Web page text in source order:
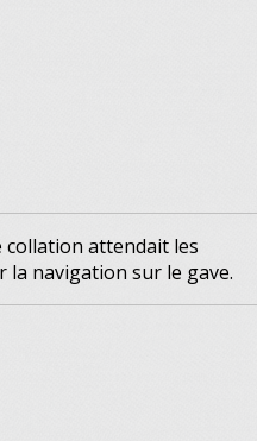
attendait les
navigation sur le gave.